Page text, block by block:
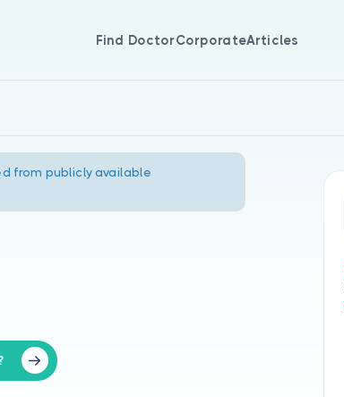
Find DoctorCorporateArticles
from publicly available